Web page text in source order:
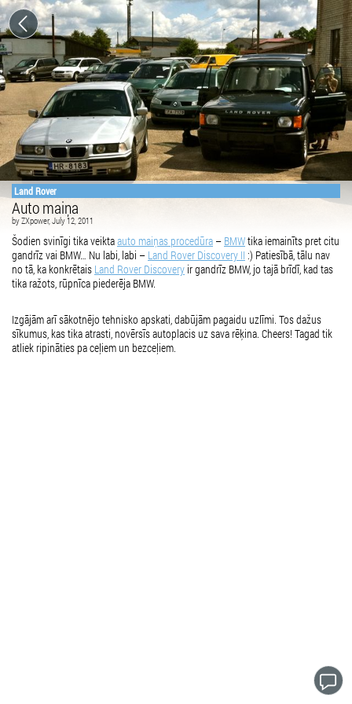
Land Rover
Auto maiņa
byZXpower, July 12, 2011
Šodien svinīgi tika veiktaauto maiņas procedūra – BMWtika iemainīts pret citu
gandrīz vai BMW… Nu labi, labi – Land Rover Discovery II :) Patiesībā, tālu nav
no tā, ka konkrētais Land Rover Discovery ir gandrīz BMW, jo tajā brīdī, kad tas
tika ražots, rūpnīca piederēja BMW.
Izgājām arī sākotnējo tehnisko apskati, dabūjām pagaidu uzlīmi. Tos dažus
sīkumus, kas tika atrasti, novērsīs autoplacis uz sava rēķina. Cheers! Tagad tik
atliek ripināties pa ceļiem un bezceļiem.